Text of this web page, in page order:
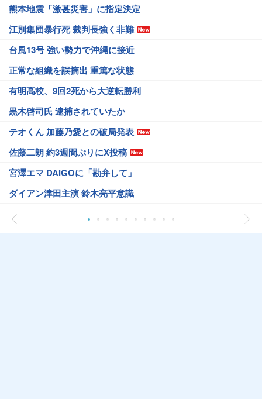
熊本地震「激甚災害」に指定決定
江別集団暴行死 裁判長強く非難
台風13号 強い勢力で沖縄に接近
正常な組織を誤摘出 重篤な状態
有明高校、9回2死から大逆転勝利
黒木啓司氏 逮捕されていたか
テオくん 加藤乃愛との破局発表
佐藤二朗 約3週間ぶりにX投稿
宮澤エマ DAIGOに「勘弁して」
ダイアン津田主演 鈴木亮平意識